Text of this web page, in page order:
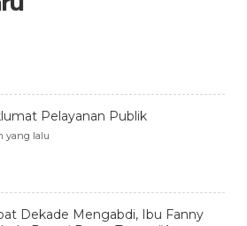
Pelayanan Publik
yang lalu
Dekade Mengabdi, Ibu Fanny